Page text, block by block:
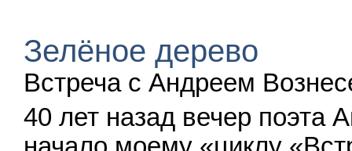
Зелёное дерево
Встреча с Андреем
40 лет назад вечер поэта